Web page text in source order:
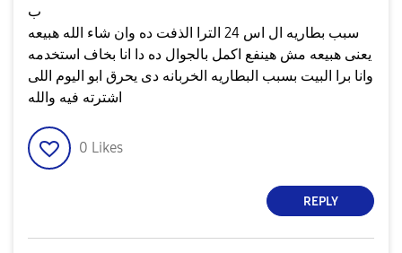
ب
سبب بطاريه ال اس 24 الترا الذفت ده وان شاء الله هبيعه
يعنى هبيعه مش هينفع اكمل بالجوال ده دا انا بخاف استخدمه
وانا برا البيت بسبب البطاريه الخربانه دى يحرق ابو اليوم اللى
اشترته فيه والله
0 Likes
REPLY